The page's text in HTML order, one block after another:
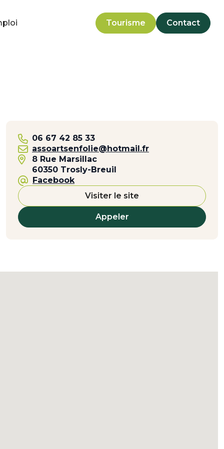
Tourisme Contact
06 67 42 85 33
assoartsenfolie@hotmail.fr
8 Rue Marsillac
60350 Trosly-Breuil
Facebook
Visiter le site
Appeler